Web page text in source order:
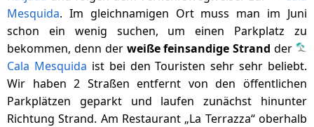
Mesquida. Im gleichnamigen Ort muss man im Juni
schon ein wenig suchen, um einen Parkplatz zu
bekommen, denn der weiße feinsandige Strand der
Cala Mesquida ist bei den Touristen sehr sehr beliebt.
Wir haben 2 Straßen entfernt von den öffentlichen
Parkplätzen geparkt und laufen zunächst hinunter
Richtung Strand. Am Restaurant „La Terrazza“ oberhalb